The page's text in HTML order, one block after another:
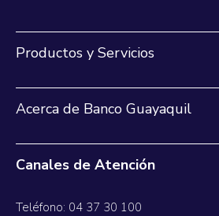
Productos y Servicios
Acerca de Banco Guayaquil
Canales de Atención
Teléfono: 04 37 30 100